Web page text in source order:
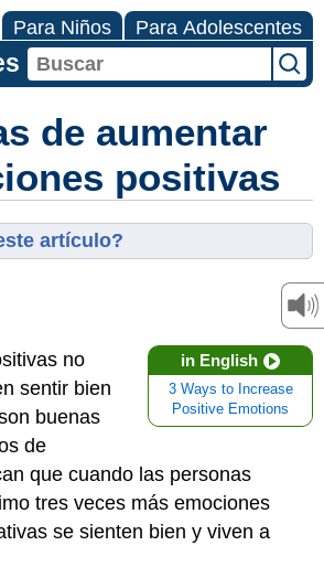
Para Niños Para Adolescentes
de aumentar
positivas
artículo?
in English
3 Ways to Increase
Positive Emotions
no
sentir bien
buenas
de
que cuando las personas
tres veces más emociones
se sienten bien y viven a